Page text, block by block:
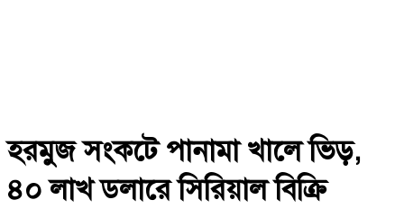
হরমুজ সংকটে পানামা খালে ভিড়,
৪০ লাখ ডলারে সিরিয়াল বিক্রি